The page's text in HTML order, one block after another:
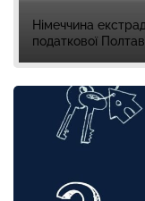
Німеччина
податкової